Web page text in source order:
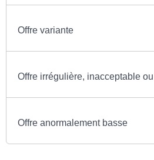
Offre variante
Offre irrégulière, inacceptable
Offre anormalement basse